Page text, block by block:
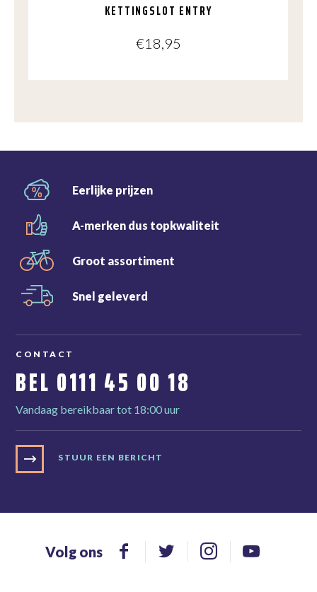
KETTINGSLOT ENTRY
€18,95
Eerlijke prijzen
A-merken dus topkwaliteit
Groot assortiment
Snel geleverd
CONTACT
BEL 0111 45 00 18
Vandaag bereikbaar tot 18:00 uur
STUUR EEN BERICHT
Volg ons